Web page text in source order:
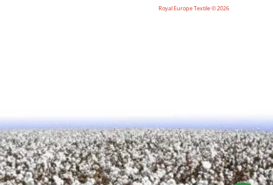
Royal Europe Textile © 2026